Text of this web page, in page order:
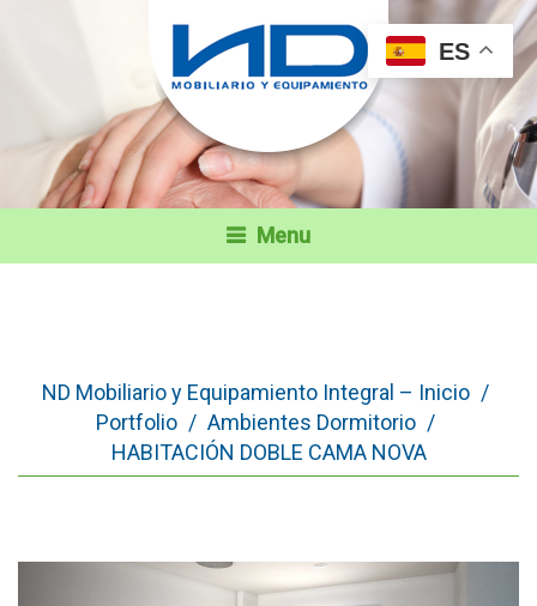
Menu
ND Mobiliario y Equipamiento Integral – Inicio /
Portfolio / Ambientes Dormitorio /
HABITACIÓN DOBLE CAMA NOVA
ES